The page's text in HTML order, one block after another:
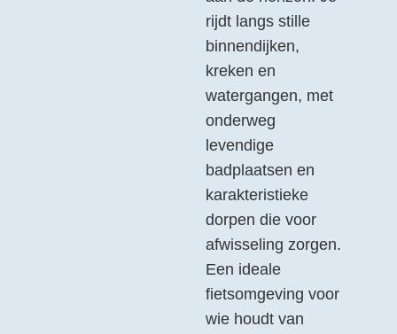
rijdt langs stille
binnendijken,
kreken en
watergangen, met
onderweg
levendige
badplaatsen en
karakteristieke
dorpen die voor
afwisseling zorgen.
Een ideale
fietsomgeving voor
wie houdt van